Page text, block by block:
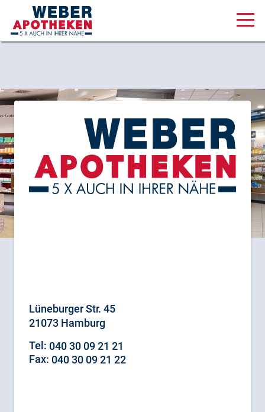
Über uns
Karriere
Online Shop
Lüneburger Str. 45
21073 Hamburg
Tel: 040 30 09 21 21
Fax: 040 30 09 21 22